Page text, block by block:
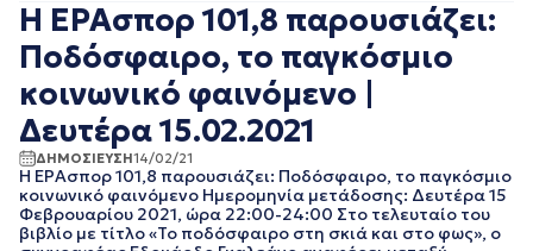
ΑΠΡΙΛΙΟΣ 2017
ΜΑΡΤΙΟΣ 2017
ΦΕΒΡΟΥΑΡΙΟΣ 2017
ΔΕΚΕΜΒΡΙΟΣ 2016
ΝΟΕΜΒΡΙΟΣ 2016
ΟΚΤΩΒΡΙΟΣ 2016
ΣΕΠΤΕΜΒΡΙΟΣ 2016
ΑΥΓΟΥΣΤΟΣ 2016
ΙΟΥΛΙΟΣ 2016
Η ΕΡΑσπορ 101,8 παρουσιάζει:
Ποδόσφαιρο, το παγκόσμιο
κοινωνικό φαινόμενο |
Δευτέρα 15.02.2021
ΔΗΜΟΣΙΕΥΣΗ14/02/21
Η ΕΡΑσπορ 101,8 παρουσιάζει: Ποδόσφαιρο, το παγκόσμιο
κοινωνικό φαινόμενο Ημερομηνία μετάδοσης: Δευτέρα 15
Φεβρουαρίου 2021, ώρα 22:00-24:00 Στο τελευταίο του
βιβλίο με τίτλο «Το ποδόσφαιρο στη σκιά και στο φως», ο